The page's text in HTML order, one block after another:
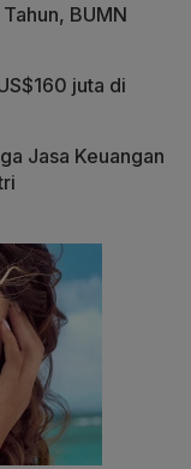
BUMN
juta di
Jasa Keuangan